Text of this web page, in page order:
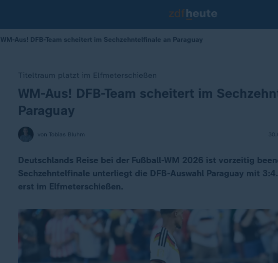
WM-Aus! DFB-Team scheitert im Sechzehntelfinale an Paraguay
Titeltraum platzt im Elfmeterschießen
:
WM-Aus! DFB-Team scheitert im
Paraguay
von Tobias Bluhm
Deutschlands Reise bei der Fußball-WM 2026 ist vorzeitig
Sechzehntelfinale unterliegt die DFB-Auswahl Paraguay mit
erst im Elfmeterschießen.